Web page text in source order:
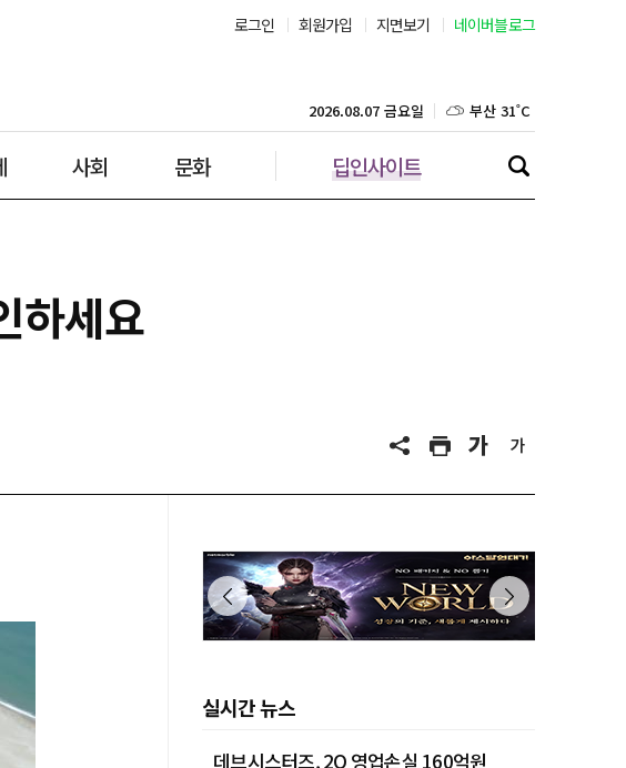
로그인 회원가입 지면보기 네이버블로그
사회 문화 딥인사이트
2026.08.07 금요일 대구 36˚C
인천 30˚C
제주 30˚C
하세요
실시간 뉴스
데브시스터즈, 2Q 영업손실 160억원